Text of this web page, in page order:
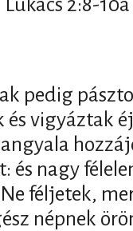
2:8-10a
pedig
vigyáztak
és nagy
féljetek,
népnek